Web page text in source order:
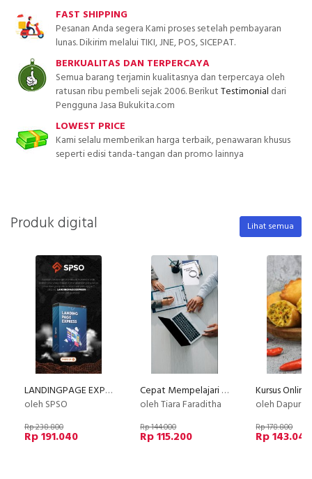
FAST SHIPPING
Pesanan Anda segera Kami proses setelah pembayaran
lunas. Dikirim melalui TIKI, JNE, POS, SICEPAT.
BERKUALITAS DAN TERPERCAYA
Semua barang terjamin kualitasnya dan terpercaya oleh
ratusan ribu pembeli sejak 2006. BerikutTestimonial dari
Pengguna Jasa Bukukita.com
LOWEST PRICE
Kami selalu memberikan harga terbaik, penawaran khusus
seperti edisi tanda-tangan dan promo lainnya
Produk digital Lihat semua
LANDINGPAGE EXPRESS
oleh SPSO
Rp 238.800
Rp 191.040
Cepat Mempelajari Asuransi Sebelum Membeli
oleh Tiara Faraditha
Rp 144.000
Rp 115.200
oleh Dapur
Rp 178.800
Rp 143.040